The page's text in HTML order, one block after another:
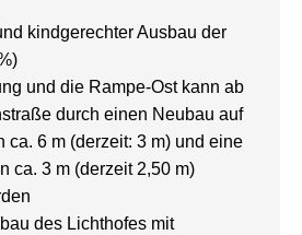
kindgerechter Ausbau der
und die Rampe-Ost kann ab
durch einen Neubau auf
ca. 6 m (derzeit: 3 m) und eine
ca. 3 m (derzeit 2,50 m)
des Lichthofes mit